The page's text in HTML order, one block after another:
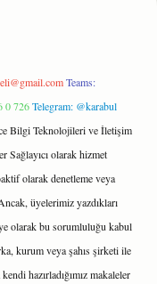
Teams:
0 726Telegram: @karabul
Bilgi Teknolojileri ve İletişim
Sağlayıcı olarak hizmet
olarak denetleme veya
üyelerimiz yazdıkları
olarak bu sorumluluğu kabul
kurum veya şahıs şirketi ile
hazırladığımız makaleler